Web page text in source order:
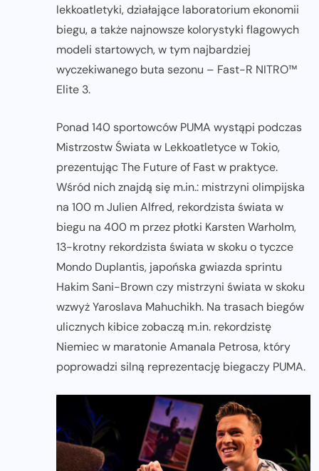
lekkoatletyki, działające laboratorium ekonomii
biegu, a także najnowsze kolorystyki flagowych
modeli startowych, w tym najbardziej
wyczekiwanego buta sezonu – Fast-R NITRO™
Elite 3.
Ponad 140 sportowców PUMA wystąpi podczas
Mistrzostw Świata w Lekkoatletyce w Tokio,
prezentując The Future of Fast w praktyce.
Wśród nich znajdą się m.in.: mistrzyni olimpijska
na 100 m Julien Alfred, rekordzista świata w
biegu na 400 m przez płotki Karsten Warholm,
13-krotny rekordzista świata w skoku o tyczce
Mondo Duplantis, japońska gwiazda sprintu
Hakim Sani-Brown czy mistrzyni świata w skoku
wzwyż Yaroslava Mahuchikh. Na trasach biegów
ulicznych kibice zobaczą m.in. rekordzistę
Niemiec w maratonie Amanala Petrosa, który
poprowadzi silną reprezentację biegaczy PUMA.